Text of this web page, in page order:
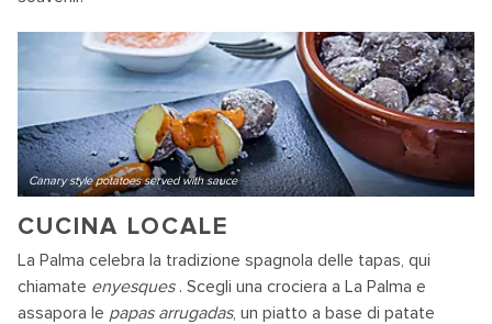
Canary style potatoes served with sauce
CUCINA LOCALE
La Palma celebra la tradizione spagnola delle tapas, qui
chiamate enyesques . Scegli una crociera a La Palma e
assapora le papas arrugadas, un piatto a base di patate